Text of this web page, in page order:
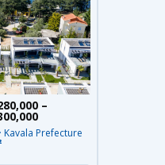
–
Kavala Prefecture